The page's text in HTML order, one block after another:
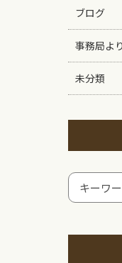
ブログ
事務局よ
未分類